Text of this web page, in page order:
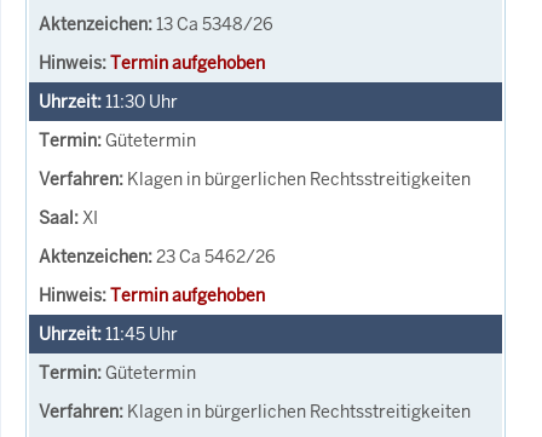
13 Ca 5348/26
Termin aufgehoben
11:30 Uhr
Gütetermin
Klagen in bürgerlichen Rechtsstreitigkeiten
XI
23 Ca 5462/26
Termin aufgehoben
11:45 Uhr
Gütetermin
Klagen in bürgerlichen Rechtsstreitigkeiten